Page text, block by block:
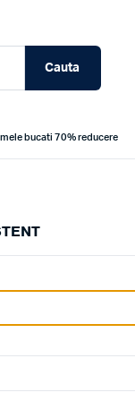
Cauta
bucati 70% reducere